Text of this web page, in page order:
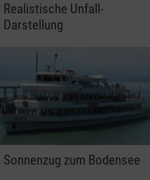
Realistische Unfall-
Darstellung
Sonnenzug zum Bodensee